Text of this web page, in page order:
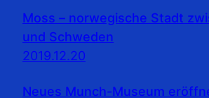
Moss – norwegische Stadt
und Schweden
2019.12.20
Neues Munch-Museum